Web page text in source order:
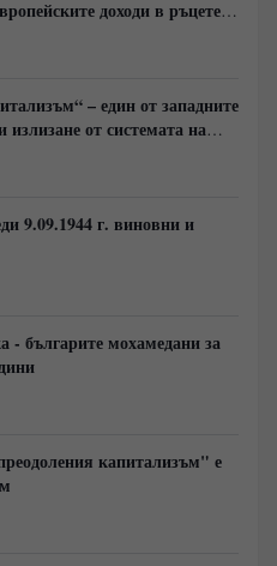
доходи в ръцете
надминава и САЩ
– един от западните
от системата на
9.09.1944 г. виновни и
- българите мохамедани за
капитализъм" е